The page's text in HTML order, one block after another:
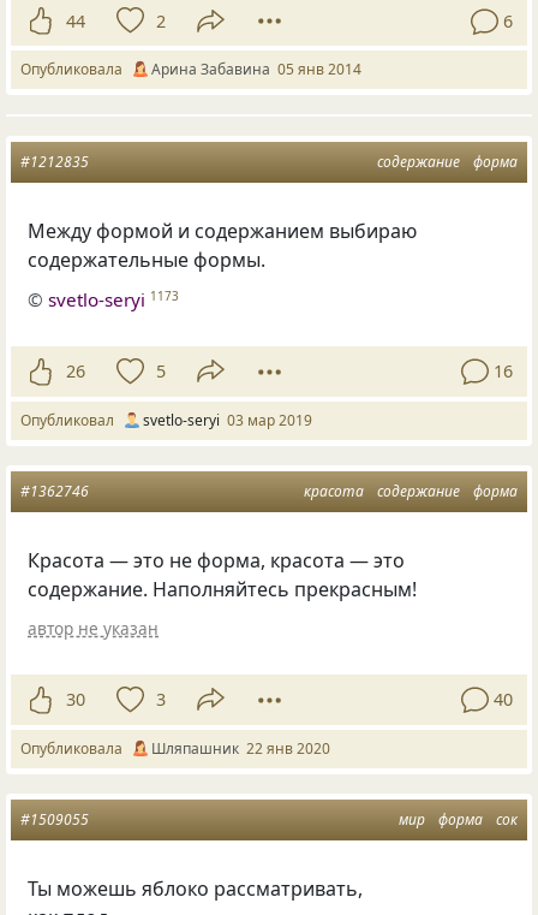
44 2 6
Опубликовала Арина Забавина 05 янв 2014
содержание форма
#1212835
Между формой и содержанием выбираю
содержательные формы.
©svetlo-seryi 1173
26 5 16
Опубликовал svetlo-seryi 03 мар 2019
красота содержание форма
#1362746
Красота — это не форма, красота — это
содержание. Наполняйтесь прекрасным!
автор не указан
30 3 40
Опубликовала Шляпашник 22 янв 2020
мир форма сок
#1509055
Ты можешь яблоко рассматривать,